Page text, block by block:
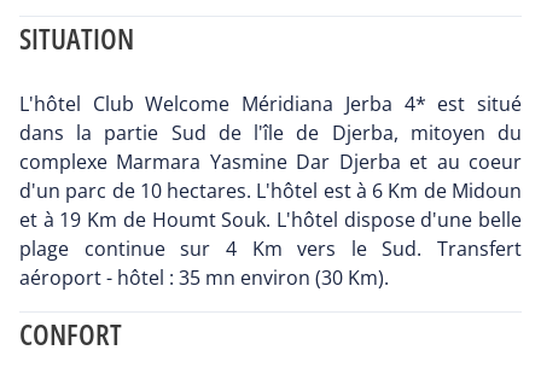
SITUATION
L'hôtel Club Welcome Méridiana Jerba 4* est situé
dans la partie Sud de l'île de Djerba, mitoyen du
complexe Marmara Yasmine Dar Djerba et au coeur
d'un parc de 10 hectares. L'hôtel est à 6 Km de Midoun
et à 19 Km de Houmt Souk. L'hôtel dispose d'une belle
plage continue sur 4 Km vers le Sud. Transfert
aéroport - hôtel : 35 mn environ (30 Km).
CONFORT